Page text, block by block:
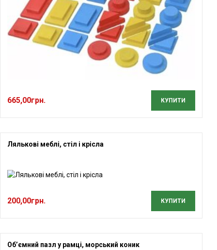
665,00грн. КУПИТИ
Лялькові меблі, стіл і крісла
200,00грн. КУПИТИ
Об’ємний пазл у рамці, морський коник